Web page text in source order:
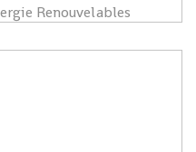
Renouvelables